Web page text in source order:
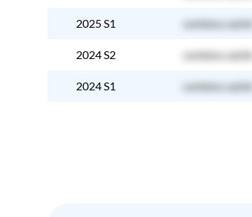
2025 S1 contenu caché
2024 S2 contenu caché
2024 S1 contenu caché